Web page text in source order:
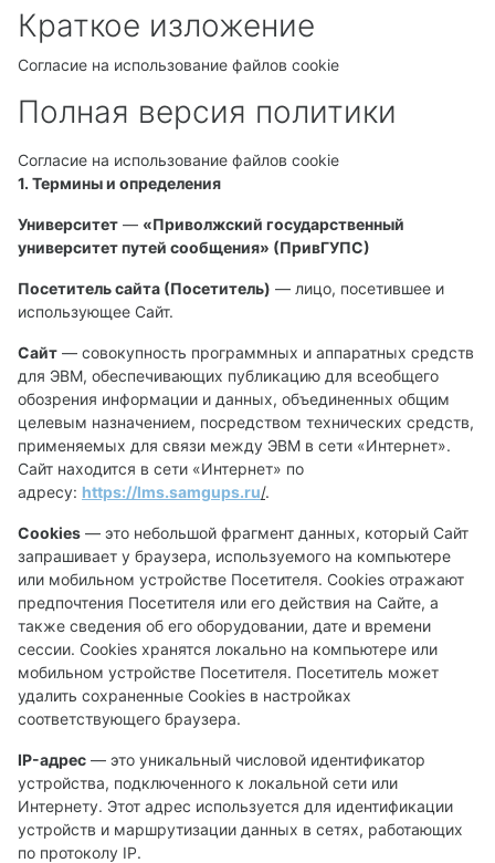
Краткое изложение
Согласие на использование файлов cookie
Полная версия политики
Согласие на использование файлов cookie
1. Термины и определения
Университет — «Приволжский государственный
университет путей сообщения» (ПривГУПС)
Посетитель сайта (Посетитель) — лицо, посетившее и
использующее Сайт.
Сайт — совокупность программных и аппаратных средств
для ЭВМ, обеспечивающих публикацию для всеобщего
обозрения информации и данных, объединенных общим
целевым назначением, посредством технических средств,
применяемых для связи между ЭВМ в сети «Интернет».
Сайт находится в сети «Интернет» по
адресу: https://lms.samgups.ru/.
Cookies — это небольшой фрагмент данных, который Сайт
запрашивает у браузера, используемого на компьютере
или мобильном устройстве Посетителя. Cookies отражают
предпочтения Посетителя или его действия на Сайте, а
также сведения об его оборудовании, дате и времени
сессии. Сookies хранятся локально на компьютере или
мобильном устройстве Посетителя. Посетитель может
удалить сохраненные Сookies в настройках
соответствующего браузера.
IP-адрес — это уникальный числовой идентификатор
устройства, подключенного к локальной сети или
Интернету. Этот адрес используется для идентификации
устройств и маршрутизации данных в сетях, работающих
по протоколу IP.